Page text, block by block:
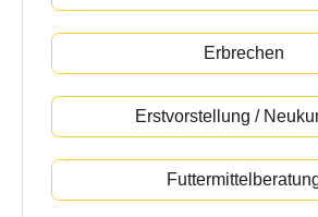
Erbrechen
Erstvorstellung /